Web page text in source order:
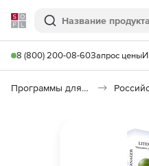
Softline
Поиск
8 (800) 200-08-60Запрос цены
Программы для удаленного доступа